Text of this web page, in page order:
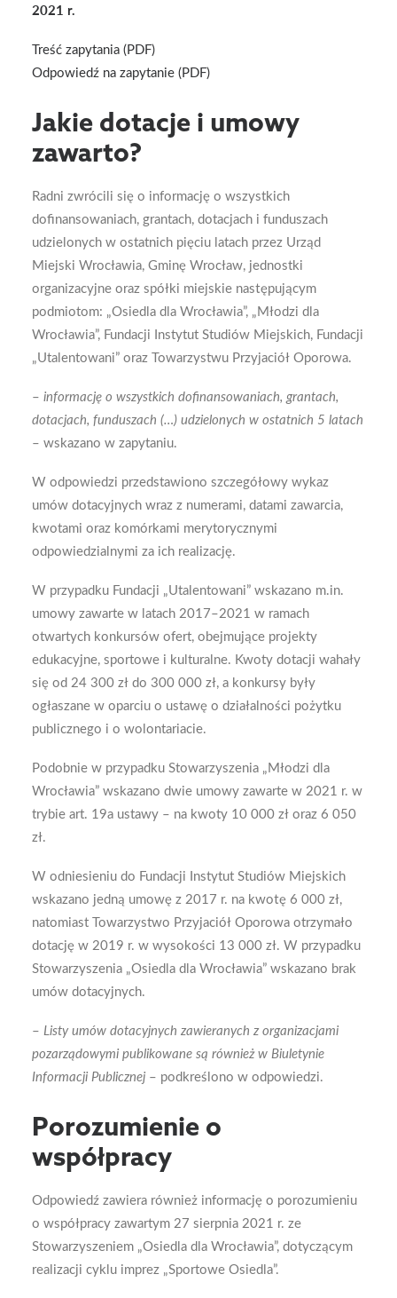
2021 r.
Treść zapytania (PDF)
Odpowiedź na zapytanie (PDF)
Jakie dotacje i umowy
zawarto?
Radni zwrócili się o informację o wszystkich
dofinansowaniach, grantach, dotacjach i funduszach
udzielonych w ostatnich pięciu latach przez Urząd
Miejski Wrocławia, Gminę Wrocław, jednostki
organizacyjne oraz spółki miejskie następującym
podmiotom: „Osiedla dla Wrocławia”, „Młodzi dla
Wrocławia”, Fundacji Instytut Studiów Miejskich, Fundacji
„Utalentowani” oraz Towarzystwu Przyjaciół Oporowa.
– informację o wszystkich dofinansowaniach, grantach,
dotacjach, funduszach (…) udzielonych w ostatnich 5 latach
– wskazano w zapytaniu.
W odpowiedzi przedstawiono szczegółowy wykaz
umów dotacyjnych wraz z numerami, datami zawarcia,
kwotami oraz komórkami merytorycznymi
odpowiedzialnymi za ich realizację.
W przypadku Fundacji „Utalentowani” wskazano m.in.
umowy zawarte w latach 2017–2021 w ramach
otwartych konkursów ofert, obejmujące projekty
edukacyjne, sportowe i kulturalne. Kwoty dotacji wahały
się od 24 300 zł do 300 000 zł, a konkursy były
ogłaszane w oparciu o ustawę o działalności pożytku
publicznego i o wolontariacie.
Podobnie w przypadku Stowarzyszenia „Młodzi dla
Wrocławia” wskazano dwie umowy zawarte w 2021 r. w
trybie art. 19a ustawy – na kwoty 10 000 zł oraz 6 050
zł.
W odniesieniu do Fundacji Instytut Studiów Miejskich
wskazano jedną umowę z 2017 r. na kwotę 6 000 zł,
natomiast Towarzystwo Przyjaciół Oporowa otrzymało
dotację w 2019 r. w wysokości 13 000 zł. W przypadku
Stowarzyszenia „Osiedla dla Wrocławia” wskazano brak
umów dotacyjnych.
– Listy umów dotacyjnych zawieranych z organizacjami
pozarządowymi publikowane są również w Biuletynie
Informacji Publicznej – podkreślono w odpowiedzi.
Porozumienie o
współpracy
Odpowiedź zawiera również informację o porozumieniu
o współpracy zawartym 27 sierpnia 2021 r. ze
Stowarzyszeniem „Osiedla dla Wrocławia”, dotyczącym
realizacji cyklu imprez „Sportowe Osiedla”.